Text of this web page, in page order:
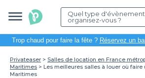
Quel type d'évènement
organisez-vous ?
Trop chaud pour faire la fête ? Réservez un
Privateaser Salles de location en France
Maritimes
Les meilleures salles à louer où faire
Maritimes